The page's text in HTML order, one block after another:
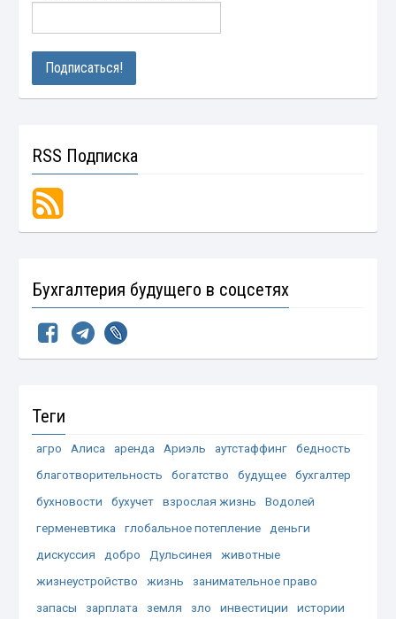
RSS Подписка
Бухгалтерия будущего в соцсетях
Теги
агро Алиса аренда Ариэль аутстаффинг
бедность
благотворительность
богатство будущее
бухгалтер
бухновости
бухучет взрослая жизнь
Водолей
герменевтика
глобальное потепление
деньги
дискуссия
добро Дульсинея
животные
жизнеустройство
жизнь
занимательное право
запасы
зарплата земля зло инвестиции
истории